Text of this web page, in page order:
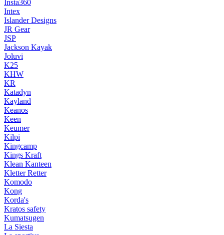
Insta360
Intex
Islander Designs
JR Gear
JSP
Jackson Kayak
Joluvi
K25
KHW
KR
Katadyn
Kayland
Keanos
Keen
Keumer
Kilpi
Kingcamp
Kings Kraft
Klean Kanteen
Kletter Retter
Komodo
Kong
Korda's
Kratos safety
Kumatsugen
La Siesta